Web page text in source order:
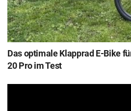
Das optimale Klapprad E-Bike
20 Pro im Test